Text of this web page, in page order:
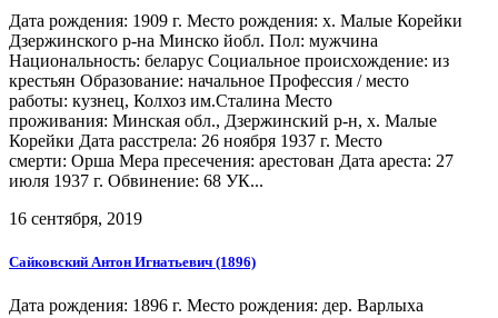
Дата рождения: 1909 г. Место рождения: х. Малые Корейки
Дзержинского р-на Минско йобл. Пол: мужчина
Национальность: беларус Социальное происхождение: из
крестьян Образование: начальное Профессия / место
работы: кузнец, Колхоз им.Сталина Место
проживания: Минская обл., Дзержинский р-н, х. Малые
Корейки Дата расстрела: 26 ноября 1937 г. Место
смерти: Орша Мера пресечения: арестован Дата ареста: 27
июля 1937 г. Обвинение: 68 УК...
16 сентября, 2019
Сайковский Антон Игнатьевич (1896)
Дата рождения: 1896 г. Место рождения: дер. Варлыха